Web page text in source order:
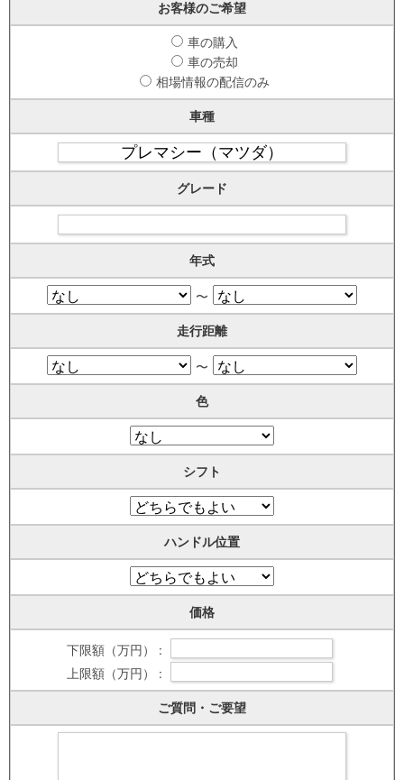
お客様のご希望
車の購入
車の売却
相場情報の配信のみ
車種
グレード
年式
〜
走行距離
〜
色
シフト
ハンドル位置
価格
下限額（万円） :
上限額（万円） :
ご質問・ご要望